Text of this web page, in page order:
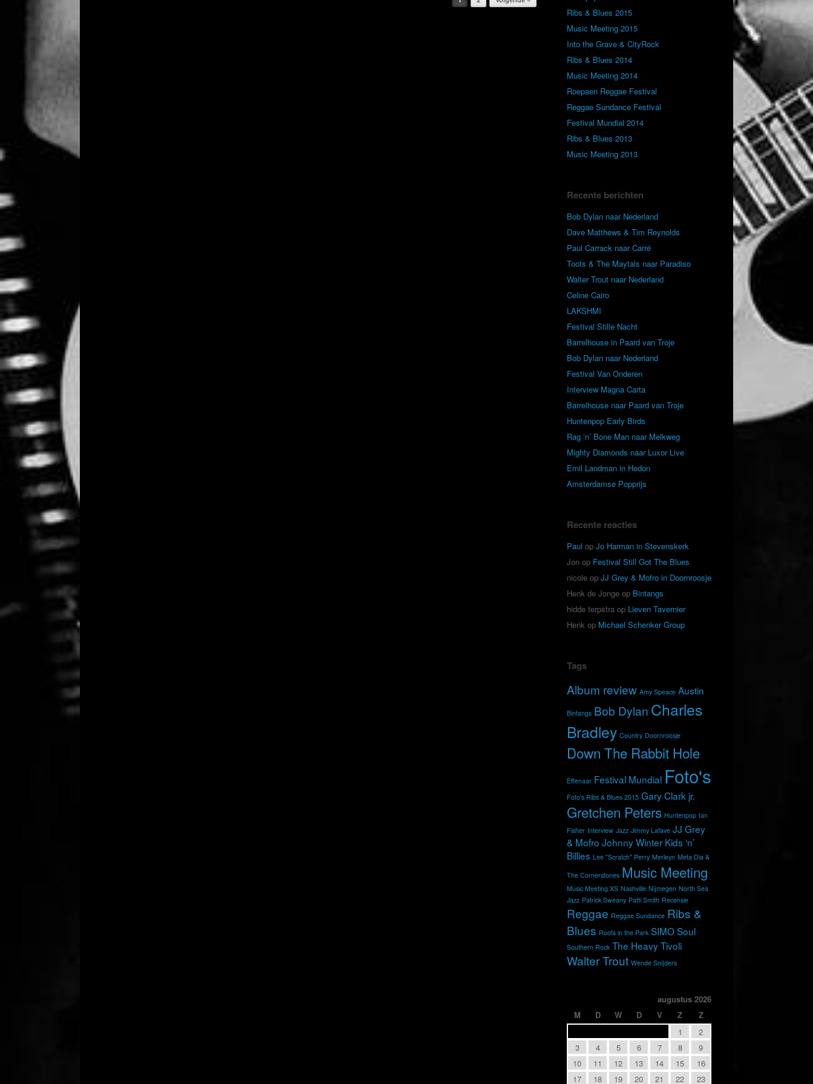
Ribs & Blues 2015
Music Meeting 2015
Into the Grave & CityRock
Ribs & Blues 2014
Music Meeting 2014
Roepaen Reggae Festival
Reggae Sundance Festival
Festival Mundial 2014
Ribs & Blues 2013
Music Meeting 2013
Recente berichten
Bob Dylan naar Nederland
Dave Matthews & Tim Reynolds
Paul Carrack naar Carré
Toots & The Maytals naar Paradiso
Walter Trout naar Nederland
Celine Cairo
LAKSHMI
Festival Stille Nacht
Barrelhouse in Paard van Troje
Bob Dylan naar Nederland
Festival Van Onderen
Interview Magna Carta
Barrelhouse naar Paard van Troje
Huntenpop Early Birds
Rag ‘n’ Bone Man naar Melkweg
Mighty Diamonds naar Luxor Live
Emil Landman in Hedon
Amsterdamse Popprijs
Recente reacties
Paul opJo Harman in Stevenskerk
Jon op Festival Still Got The Blues
nicole opJJ Grey & Mofro in Doornroosje
Henk de Jonge op Bintangs
hidde terpstra op Lieven Tavernier
Henk op Michael Schenker Group
Tags
Album review Amy Speace Austin
Bintangs Bob Dylan Charles
Bradley Country Doornroosje
Down The Rabbit Hole
Effenaar Festival Mundial Foto's
Foto's Ribs & Blues 2015 Gary Clark jr.
Gretchen Peters Huntenpop Ian
Fisher Interview Jazz Jimmy Lafave JJ Grey
& Mofro Johnny Winter Kids ‘n’
Billies Lee "Scratch" Perry Merleyn Meta Dia &
The Cornerstones Music Meeting
Music Meeting XS Nashville Nijmegen North Sea
Jazz Patrick Sweany Patti Smith Recensie
Reggae Reggae Sundance Ribs &
Blues Roots in the Park SIMOSoul
Southern Rock The HeavyTivoli
Walter Trout Wende Snijders
augustus 2026
M
D W D V Z
Z
1
2
3
4 5 6 7 8
9
10
11 12 13 14 15
16
17
18 19 20 21 22 23